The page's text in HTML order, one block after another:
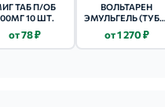
ТАБ П/ОБ
10 ШТ.
от 78 ₽
ВОЛЬТАРЕН
ЭМУЛЬГЕЛЬ (ТУБА)
от 1 270 ₽